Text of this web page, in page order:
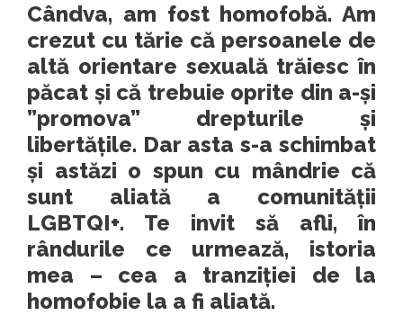
Cândva, am fost homofobă. Am
crezut cu tărie că persoanele de
altă orientare sexuală trăiesc în
păcat și că trebuie oprite din a-și
”promova” drepturile și
libertățile. Dar asta s-a schimbat
și astăzi o spun cu mândrie că
sunt aliată a comunității
LGBTQI+. Te invit să afli, în
rândurile ce urmează, istoria
mea – cea a tranziției de la
homofobie la a fi aliată.